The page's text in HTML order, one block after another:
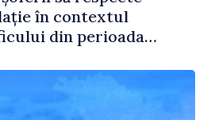
în contextul
din perioada